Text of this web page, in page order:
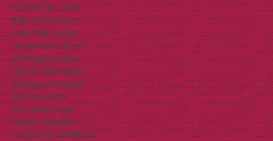
Tas Kertas Toko
Baju Tas kertas
toko baju selain
untuk kebutuhan
packaging juga
dapat digunakan
sebagai penguat
brand usaha.
Kemasan juga
dapat menjadi
media pendistirbusi